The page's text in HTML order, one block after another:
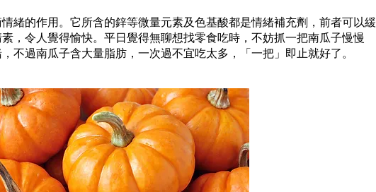
緒的作用。它所含的鋅等微量元素及色基酸都是情緒補充劑，前者可以緩
，令人覺得愉快。平日覺得無聊想找零食吃時，不妨抓一把南瓜子慢慢
不過南瓜子含大量脂肪，一次過不宜吃太多，「一把」即止就好了。